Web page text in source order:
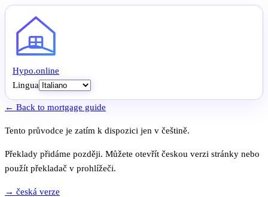
Hypo.online
Lingua
← Back to mortgage guide
Tento průvodce je zatím k dispozici jen v češtině.
Překlady přidáme později. Můžete otevřít českou verzi stránky nebo
použít překladač v prohlížeči.
→ česká verze